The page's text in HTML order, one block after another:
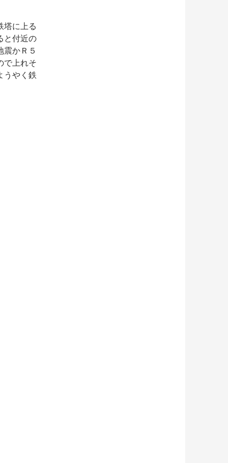
塔に上る
と付近の
震かＲ５
で上れそ
うやく鉄